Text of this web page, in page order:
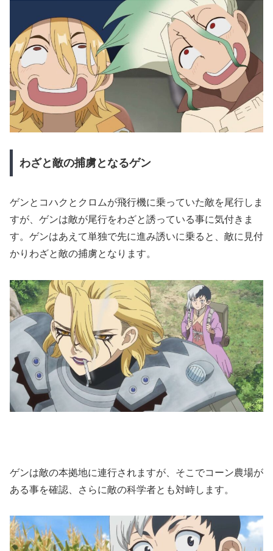
わざと敵の捕虜となるゲン
ゲンとコハクとクロムが飛行機に乗っていた敵を尾行しま
すが、ゲンは敵が尾行をわざと誘っている事に気付きま
す。ゲンはあえて単独で先に進み誘いに乗ると、敵に見付
かりわざと敵の捕虜となります。
ゲンは敵の本拠地に連行されますが、そこでコーン農場が
ある事を確認、さらに敵の科学者とも対峙します。